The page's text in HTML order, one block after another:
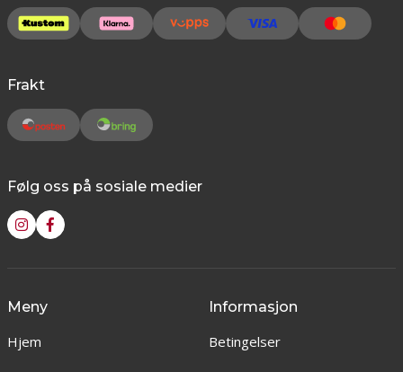
Frakt
Følg oss på sosiale medier
Meny
Hjem
Informasjon
Betingelser